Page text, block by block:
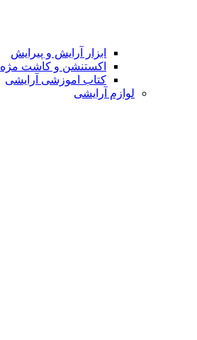
ابزار آرایش و پیرایش
اکستنشن و کاشت مژه
کتاب اموزشی آرایشی
لوازم آرایشی